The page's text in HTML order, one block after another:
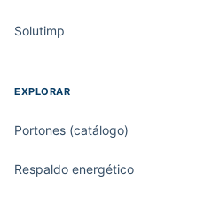
Solutimp
EXPLORAR
Portones (catálogo)
Respaldo energético